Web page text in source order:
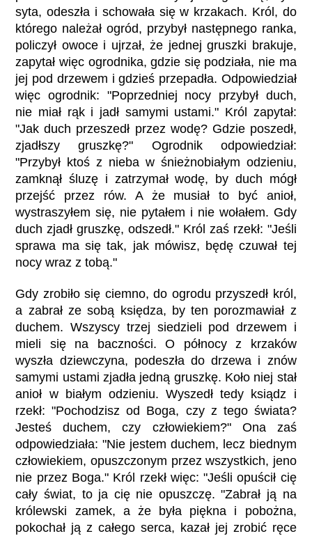
syta, odeszła i schowała się w krzakach. Król, do
którego należał ogród, przybył następnego ranka,
policzył owoce i ujrzał, że jednej gruszki brakuje,
zapytał więc ogrodnika, gdzie się podziała, nie ma
jej pod drzewem i gdzieś przepadła. Odpowiedział
więc ogrodnik: "Poprzedniej nocy przybył duch,
nie miał rąk i jadł samymi ustami." Król zapytał:
"Jak duch przeszedł przez wodę? Gdzie poszedł,
zjadłszy gruszkę?" Ogrodnik odpowiedział:
"Przybył ktoś z nieba w śnieżnobiałym odzieniu,
zamknął śluzę i zatrzymał wodę, by duch mógł
przejść przez rów. A że musiał to być anioł,
wystraszyłem się, nie pytałem i nie wołałem. Gdy
duch zjadł gruszkę, odszedł." Król zaś rzekł: "Jeśli
sprawa ma się tak, jak mówisz, będę czuwał tej
nocy wraz z tobą."
Gdy zrobiło się ciemno, do ogrodu przyszedł król,
a zabrał ze sobą księdza, by ten porozmawiał z
duchem. Wszyscy trzej siedzieli pod drzewem i
mieli się na baczności. O północy z krzaków
wyszła dziewczyna, podeszła do drzewa i znów
samymi ustami zjadła jedną gruszkę. Koło niej stał
anioł w białym odzieniu. Wyszedł tedy ksiądz i
rzekł: "Pochodzisz od Boga, czy z tego świata?
Jesteś duchem, czy człowiekiem?" Ona zaś
odpowiedziała: "Nie jestem duchem, lecz biednym
człowiekiem, opuszczonym przez wszystkich, jeno
nie przez Boga." Król rzekł więc: "Jeśli opuścił cię
cały świat, to ja cię nie opuszczę. "Zabrał ją na
królewski zamek, a że była piękna i pobożna,
pokochał ją z całego serca, kazał jej zrobić ręce